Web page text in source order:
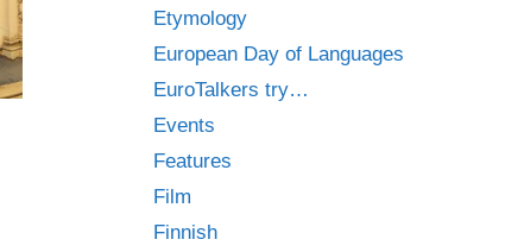
Etymology
European Day of Languages
EuroTalkers try…
Events
Features
Film
Finnish